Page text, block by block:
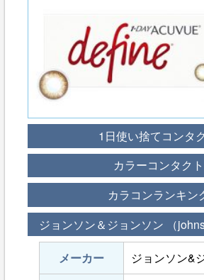
1日使い捨てコンタ
カラーコンタクト
カラコンランキン
ジョンソン＆ジョンソン （
メーカー
ジョンソン&